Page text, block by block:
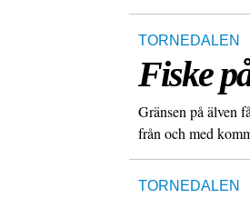
TORNEDALEN
Fiske
Gränsen på älven
från och med
TORNEDALEN